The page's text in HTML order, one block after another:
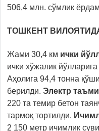
506,4 млн. сўмлик
ТОШКЕНТ
Жами 30,4 км ички
ички хўжалик
Аҳолига 94,4 тонна
берилди. Электр
220 та темир бетон
тармоқ тортилди.
2 150 метр ичимлик